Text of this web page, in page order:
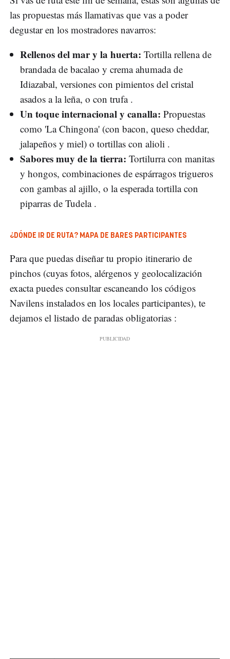
las propuestas más llamativas que vas a poder
degustar en los mostradores navarros:
Rellenos del mar y la huerta: Tortilla rellena de
brandada de bacalao y crema ahumada de
Idiazabal, versiones con pimientos del cristal
asados a la leña, o con trufa .
Un toque internacional y canalla: Propuestas
como 'La Chingona' (con bacon, queso cheddar,
jalapeños y miel) o tortillas con alioli .
Sabores muy de la tierra: Tortilurra con manitas
y hongos, combinaciones de espárragos trigueros
con gambas al ajillo, o la esperada tortilla con
piparras de Tudela .
¿DÓNDE IR DE RUTA? MAPA DE BARES PARTICIPANTES
Para que puedas diseñar tu propio itinerario de
pinchos (cuyas fotos, alérgenos y geolocalización
exacta puedes consultar escaneando los códigos
Navilens instalados en los locales participantes), te
dejamos el listado de paradas obligatorias :